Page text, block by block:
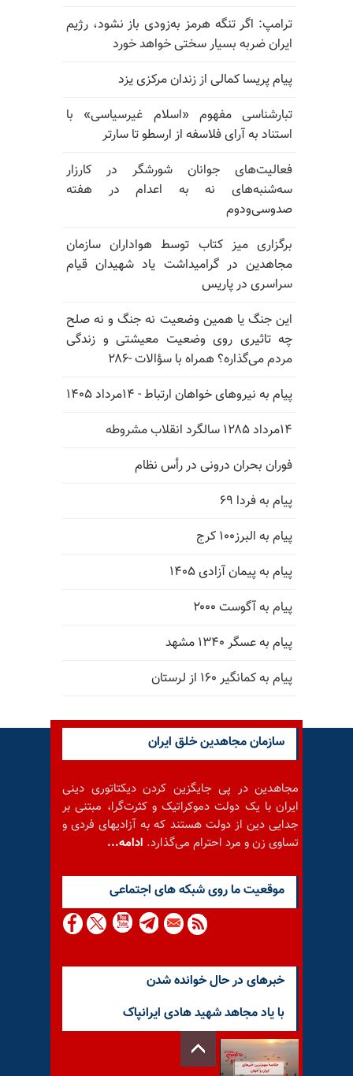
ترامپ: اگر تنگه هرمز به‌زودی باز نشود، رژیم
ایران ضربه بسیار سختی خواهد خورد
پیام پریسا کمالی از زندان مرکزی یزد
تبارشناسی مفهوم «اسلام غیرسیاسی» با
استناد به آرای فلاسفه از ارسطو تا سارتر
فعالیت‌های جوانان شورشگر در کارزار
سه‌شنبه‌های نه به اعدام در هفته
صدوسی‌و‌دوم
برگزاری میز کتاب توسط هواداران سازمان
مجاهدین در گرامیداشت یاد شهیدان قیام
سراسری در پاریس
این جنگ یا همین وضعیت نه جنگ و نه صلح
چه تاثیری روی وضعیت معیشتی و زندگی
مردم می‌گذاره؟ همراه با سؤالات -۲۸۶
پیام به نیروهای خواهان ارتباط - ۱۴مرداد ۱۴۰۵
۱۴مرداد ۱۲۸۵ سالگرد انقلاب مشروطه
فوران بحران درونی در رأس نظام
پیام به فردا ۶۹
پیام به البرز۱۰۰ کرج
پیام به پیمان آزادی ۱۴۰۵
پیام به آگوست ۲۰۰۰
پیام به عسگر ۱۳۴۰ مشهد
پیام به کمانگیر ۱۶۰ از لرستان
سازمان مجاهدین خلق ایران
مجاهدین در پی جایگزین کردن دیکتاتوری دینی
ایران با یک دولت دموکراتیک و کثرت‌گرا، مبتنی بر
جدایی دین از دولت هستند که به آزادیهای فردی و
تساوی زن و مرد احترام می‌گذارد. ادامه...
موقعيت ما روى شبكه هاى اجتماعى
خبرهای در حال خوانده شدن
با یاد مجاهد شهید هادی ایرانپاک